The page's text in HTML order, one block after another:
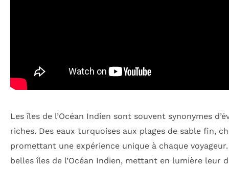
Les îles de l’Océan Indien sont souvent synonymes
riches. Des eaux turquoises aux plages de sable fin,
promettant une expérience unique à chaque
belles îles de l’Océan Indien, mettant en lumière